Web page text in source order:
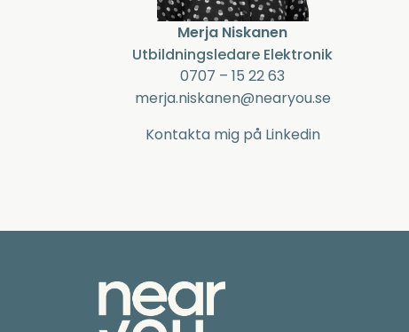
Merja Niskanen
Utbildningsledare Elektronik
0707 – 15 22 63
merja.niskanen@nearyou.se
Kontakta mig på Linkedin